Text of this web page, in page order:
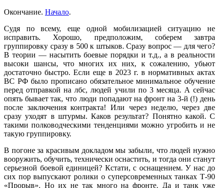
Окончание. Начало.
Судя по всему, еще одной мобилизацией ситуацию не
исправить. Хорошо, предположим, соберем завтра
группировку сразу в 500 к штыков. Сразу вопрос — для чего?
В теории — насытить боевые порядки и т.д., а в реальности
высоки шансы, что многих их них, к сожалению, убьют
достаточно быстро. Если еще в 2023 г. в нормативных актах
ВС РФ было прописано обязательное минимальное обучение
перед отправкой на лбс, людей учили по 3 месяца. А сейчас
опять бывает так, что люди попадают на фронт на 3-й (!) день
после заключения контракта! Или через неделю, через две
сразу уходят в штурмы. Каков результат? Понятно какой. С
такими полководческими тенденциями можно угробить и не
такую группировку.
В погоне за красивым докладом мы забыли, что людей нужно
вооружить, обучить, технически оснастить, и тогда они станут
серьезной боевой единицей? Кстати, с оснащением. У нас до
сих пор выпускают ролики о суперсовременных танках Т-90
«Прорыв». Но их не так много на фронте. Да и танк уже